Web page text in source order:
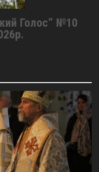
Голос” №10